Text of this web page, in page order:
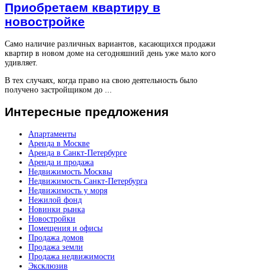
Приобретаем квартиру в
новостройке
Само наличие различных вариантов, касающихся продажи
квартир в новом доме на сегодняшний день уже мало кого
удивляет.
В тех случаях, когда право на свою деятельность было
получено застройщиком до ...
Интересные предложения
Апартаменты
Аренда в Москве
Аренда в Санкт-Петербурге
Аренда и продажа
Недвижимость Москвы
Недвижимость Санкт-Петербурга
Недвижимость у моря
Нежилой фонд
Новинки рынка
Новостройки
Помещения и офисы
Продажа домов
Продажа земли
Продажа недвижимости
Эксклюзив